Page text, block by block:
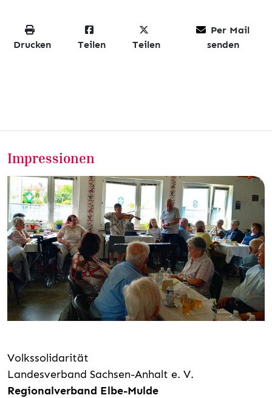
Drucken Teilen Teilen
Per Mail
senden
Impressionen
Volkssolidarität
Landesverband Sachsen-Anhalt e. V.
Regionalverband Elbe-Mulde